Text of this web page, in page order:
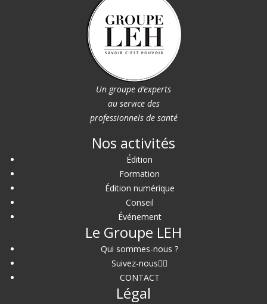
Un groupe d’experts
au service des
professionnels de santé
Nos activités
Édition
Formation
Édition numérique
Conseil
Événement
Le Groupe LEH
Qui sommes-nous ?
Suivez-nous
CONTACT
Légal